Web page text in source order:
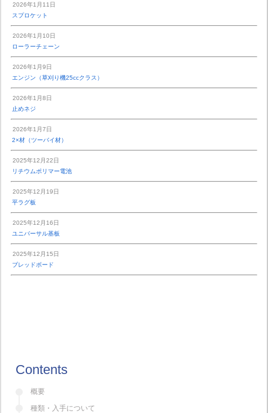
2026年1月11日
スプロケット
2026年1月10日
ローラーチェーン
2026年1月9日
エンジン（草刈り機25ccクラス）
2026年1月8日
止めネジ
2026年1月7日
2×材（ツーバイ材）
2025年12月22日
リチウムポリマー電池
2025年12月19日
平ラグ板
2025年12月16日
ユニバーサル基板
2025年12月15日
ブレッドボード
Contents
概要
種類・入手について